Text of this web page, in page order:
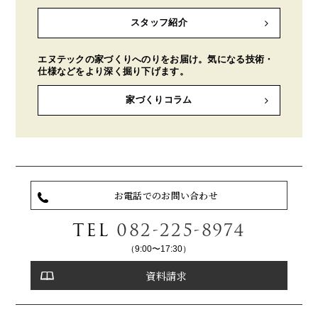
スタッフ紹介
エヌテックの家づくりへのりをお届け。気になる技術・
仕様などをより深く掘り下げます。
家づくりコラム
お電話でのお問い合わせ
TEL 082-225-8974
（9:00〜17:30）
資料請求